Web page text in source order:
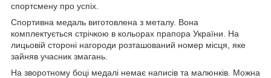
спортсмену про успіх.
Спортивна медаль виготовлена з металу. Вона
комплектується стрічкою в кольорах прапора України. На
лицьовій стороні нагороди розташований номер місця, яке
зайняв учасник змагань.
На зворотному боці медалі немає написів та малюнків. Можна